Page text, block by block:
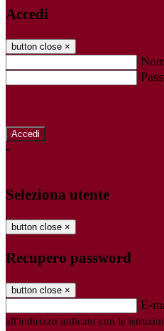
Accedi
button close ×
-
Seleziona utente
button close ×
Recupero password
button close ×
E-
all'indirizzo indicato con le